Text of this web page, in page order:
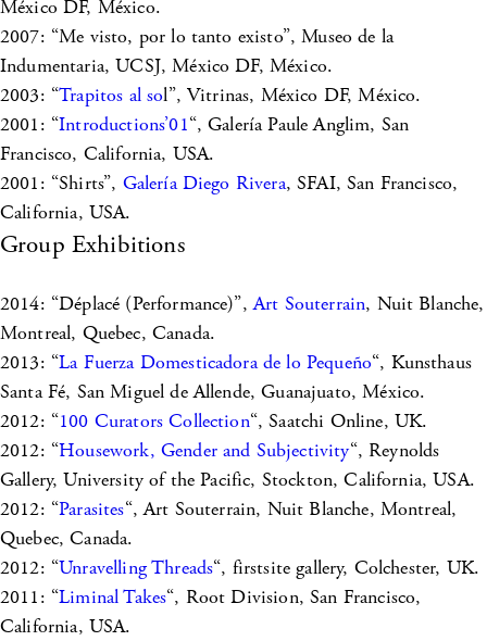
México DF, México.
2007: “Me visto, por lo tanto existo”, Museo de la
Indumentaria, UCSJ, México DF, México.
2003: “Trapitos al sol”, Vitrinas, México DF, México.
2001: “Introductions’01“, Galería Paule Anglim, San
Francisco, California, USA.
2001: “Shirts”, Galería Diego Rivera, SFAI, San Francisco,
California, USA.
Group Exhibitions
2014: “Déplacé (Performance)”,Art Souterrain, Nuit Blanche,
Montreal, Quebec, Canada.
2013: “La Fuerza Domesticadora de lo Pequeño“, Kunsthaus
Santa Fé, San Miguel de Allende, Guanajuato, México.
2012: “100 Curators Collection“, Saatchi Online, UK.
2012: “Housework, Gender and Subjectivity“, Reynolds
Gallery, University of the Pacific, Stockton, California, USA.
2012: “Parasites“, Art Souterrain, Nuit Blanche, Montreal,
Quebec, Canada.
2012: “Unravelling Threads“, firstsite gallery, Colchester, UK.
2011: “Liminal Takes“, Root Division, San Francisco,
California, USA.